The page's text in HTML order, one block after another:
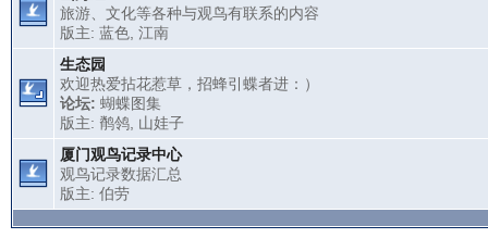
旅游、文化等各种与观鸟有联系的内容
版主: 蓝色, 江南
生态园
欢迎热爱拈花惹草，招蜂引蝶者进：）
论坛: 蝴蝶图集
版主: 鹡鸰, 山娃子
厦门观鸟记录中心
观鸟记录数据汇总
版主: 伯劳